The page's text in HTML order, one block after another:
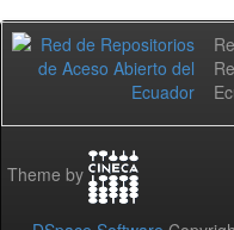
Theme by